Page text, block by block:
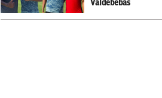
Valdebebas